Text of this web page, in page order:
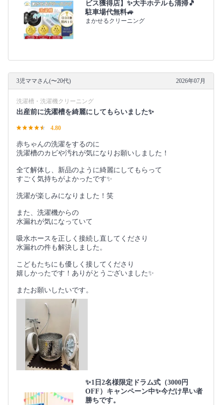
ビス獲得店】✨大手ホテルも清掃🎵
駐車場代無料🚙
まかせるクリーニング
3児ママさん(〜20代) 2026年07月
洗濯槽・洗濯機クリーニング
出産前に洗濯槽を綺麗にしてもらいました✨
4.80
赤ちゃんの洗濯をするのに
洗濯槽のカビや汚れが気になりお願いしました！
全て解体し、新品のように綺麗にしてもらって
すごく気持ちがよかったです✨
洗濯が楽しみになりました！笑
また、洗濯機からの
水漏れが気になっていて
吸水ホースを正しく接続し直してくださり
水漏れの件も解決しました。
こどもたちにも優しく接してくださり
嬉しかったです！ありがとうございました✨
またお願いしたいです。
✨1日2名様限定ドラム式（3000円
OFF）キャンペーン中✨今だけ早い者
勝ちです。